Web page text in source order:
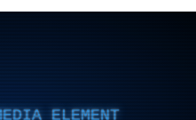
ELEMENT